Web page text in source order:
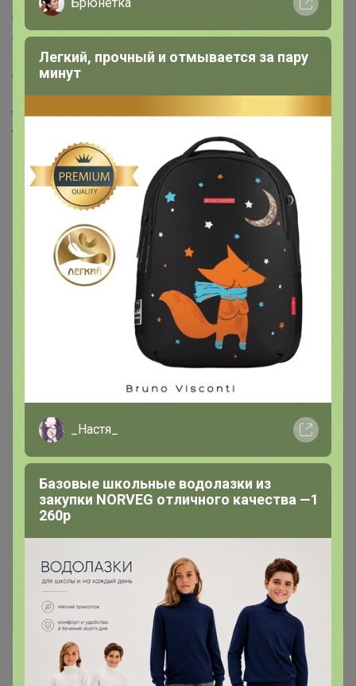
черно-серый.Темная стирка с со
слабовыраженными потёртостями и "усами" спереди и
потёртостями сзади. Рекомендации по уходу * * * * *
Стирать в стиральной машине при температуре 30° Не
использовать отбеливатель Ручная стирка при
температуре 30° Гладить при минимальной
температуре Химчистка недопустима
Цвет: стирка темная Состав: 99%Хлопок, 1%Эластан
Материал: Black denim 006 str. Вес материала: 12.7 Фит:
Regular fit Талия спереди: средняя Талия сзади: высокая
Ширина колена: 22см Ширина низа: 22см ID: 246010
Артикул 19782 (246010)
Дополнительная информация
Комментарии 3
Чтобы написать комментарий необходимо
Зарегистрироваться
Легкий, прочный и отмывается за пару
минут
_Настя_
Базовые школьные водолазки из
закупки NORVEG отличного качества —1
260р